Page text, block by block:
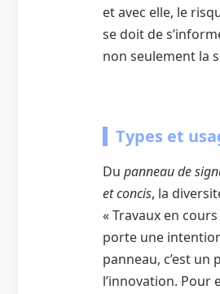
et avec elle, le
se doit de
non seulement la
Types et
Du panneau de
et concis, la
« Travaux en
porte une
panneau, c’est
l’innovation. Pour